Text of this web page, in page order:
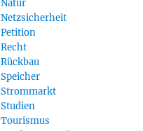
Natur
Netzsicherheit
Petition
Recht
Rückbau
Speicher
Strommarkt
Studien
Tourismus